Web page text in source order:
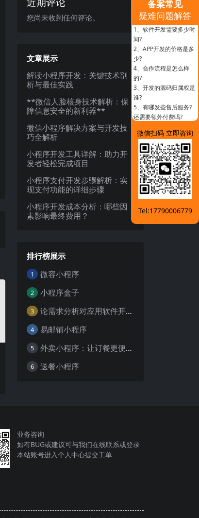
您尚未收到任何评论。
文章展示
解读小程序开发：关键技术剖
析与最佳实践
**微信人脸核身技术解析：保
障信息安全的新利器**
微信小程序解决方案与开发技
巧全解析
小程序开发工具详解：助力开
发者轻松完成项目
小程序支付开发步骤解析：实
现支付功能的详细步骤
小程序开发成本分析：哪些因
素影响最终费用？
排行榜展示
1 微容小程序
2 小程序盒子
3 论需求分析对应用软件开发的重要性
4 易邮铺小程序
5 外卖小程序：让订餐更便捷，吃货的福音
6 送餐小程序
业务咨询
如有BUG或建议可与我们在线联系或登录
本站账号进入个人中心提交工单
备案常见
疑难问题解答
1、 软件开发需要多少时
间?
2、 APP开发的价格是多
少?
4、 合作流程是怎么样
的?
3、 开发的源码归属权是
谁?
5、 有哪发些售后服务?
还需要额外付费吗?
微信扫码 立即咨询
Tel:17790006779